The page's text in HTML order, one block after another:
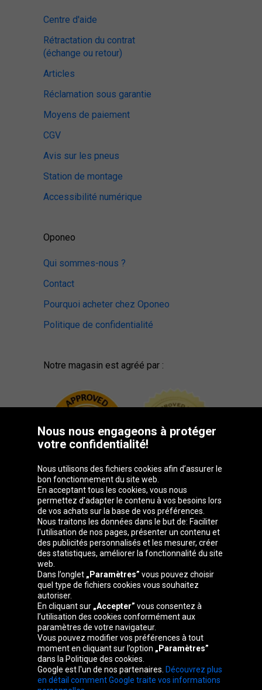
Centre d'aide
Rétractation du contrat
(échange ou retour)
Articles
Réclamation sous garantie
Moyens de paiement
CGV
Avis sur les pneus
Station de montage
Accessibilité numérique
Oponeo
Qui sommes-nous ?
Contact
Pourquoi acheter chez Oponeo
Politique de confidentialité
Notre magasin est agréé par :
Groupe Oponeo
Česká
republika
Deutschland Éire España
France Italia Magyarország Nederland
Österreich Polska
Slovenská
republika
United
Kingdom
Nous nous engageons à protéger
votre confidentialité!
Nous utilisons des fichiers cookies afin d’assurer le
bon fonctionnement du site web.
En acceptant tous les cookies, vous nous
permettez d’adapter le contenu à vos besoins lors
de vos achats sur la base de vos préférences.
Nous traitons les données dans le but de: Faciliter
l'utilisation de nos pages, présenter un contenu et
des publicités personnalisés et les mesurer, créer
des statistiques, améliorer la fonctionnalité du site
web.
Dans l’onglet „Paramètres” vous pouvez choisir
quel type de fichiers cookies vous souhaitez
autoriser.
En cliquant sur „Accepter” vous consentez à
l’utilisation des cookies conformément aux
paramètres de votre navigateur.
Vous pouvez modifier vos préférences à tout
moment en cliquant sur l’option „Paramètres”
dans la Politique des cookies.
Google est l'un de nos partenaires. Découvrez plus
en détail comment Google traite vos informations